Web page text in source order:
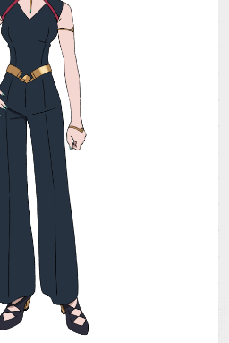
CHARACTER
GOODS
MUSIC